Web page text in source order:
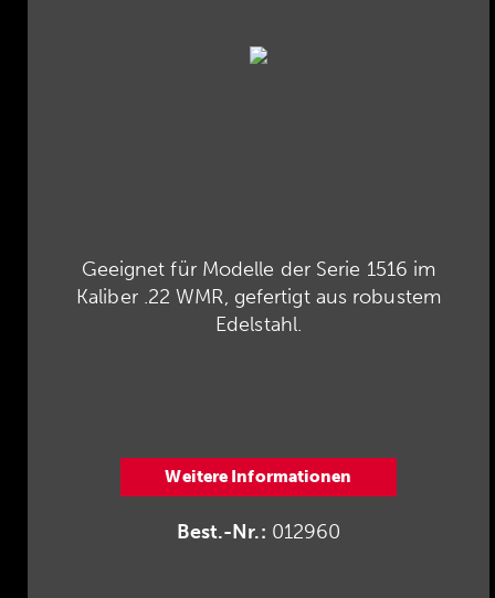
Geeignet für Modelle der Serie 1516 im
Kaliber .22 WMR, gefertigt aus robustem
Edelstahl.
Weitere Informationen
Best.-Nr.: 012960